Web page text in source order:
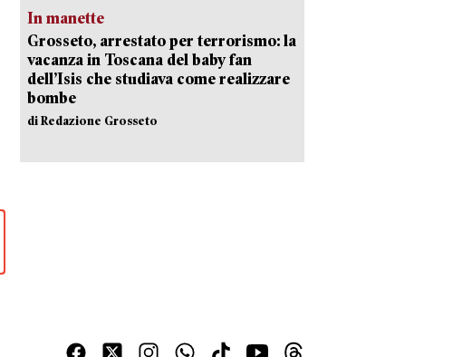
In manette
Grosseto, arrestato per terrorismo: la
vacanza in Toscana del baby fan
dell’Isis che studiava come realizzare
bombe
di Redazione Grosseto